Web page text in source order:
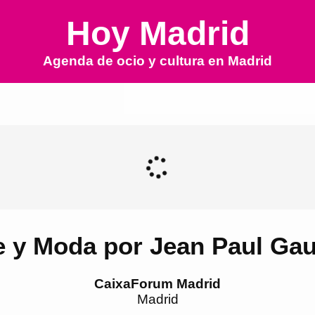
Hoy Madrid
Agenda de ocio y cultura en Madrid
y Moda por Jean Paul
CaixaForum Madrid
Madrid